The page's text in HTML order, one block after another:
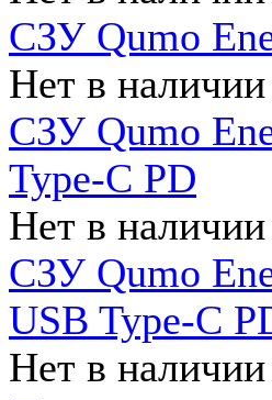
СЗУ Qumo
Нет в наличии
СЗУ Qumo
Type-C PD
Нет в наличии
СЗУ Qumo
USB Type-C
Нет в наличии